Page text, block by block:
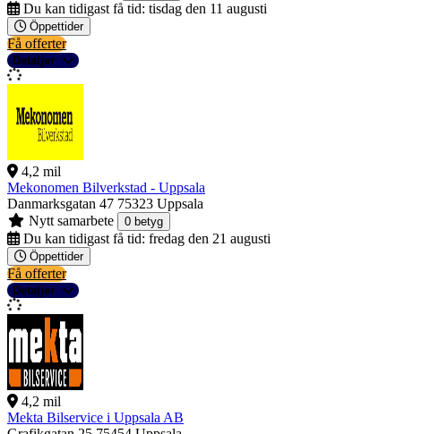
Du kan tidigast få tid: tisdag den 11 augusti
Öppettider
Få offerter
Detaljer
4,2 mil
Mekonomen Bilverkstad - Uppsala
Danmarksgatan 47 75323 Uppsala
Nytt samarbete
0 betyg
Du kan tidigast få tid: fredag den 21 augusti
Öppettider
Få offerter
Detaljer
4,2 mil
Mekta Bilservice i Uppsala AB